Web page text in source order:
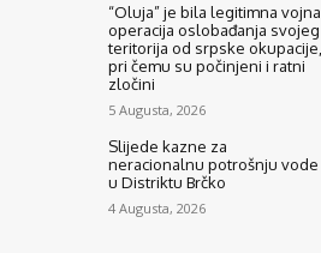
“Oluja” je bila legitimna vojna
operacija oslobađanja svojeg
teritorija od srpske okupacije,
pri čemu su počinjeni i ratni
zločini
5 Augusta, 2026
Slijede kazne za
neracionalnu potrošnju vode
u Distriktu Brčko
4 Augusta, 2026